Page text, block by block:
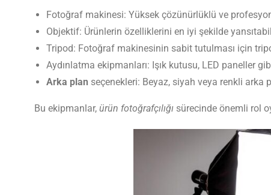
Fotoğraf makinesi: Yüksek çözünürlüklü ve
Objektif: Ürünlerin özelliklerini en iyi şekilde
Tripod: Fotoğraf makinesinin sabit tutulması için
Aydınlatma ekipmanları: Işık kutusu, LED paneller
Arka plan seçenekleri: Beyaz, siyah veya renkli arka
Bu ekipmanlar, ürün fotoğrafçılığı sürecinde önemli rol